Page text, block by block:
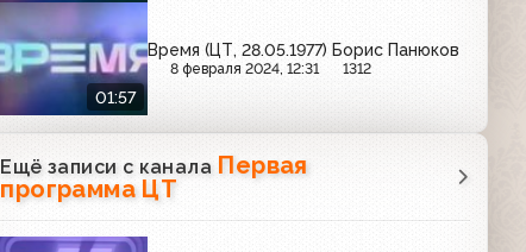
01:57
Время (ЦТ, 28.05.1977) Борис Панюков
8 февраля 2024, 12:31 1312
Ещё записи с канала Первая
программа ЦТ